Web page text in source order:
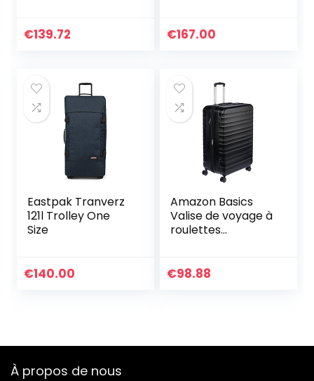
€139.72 €167.00
Eastpak Tranverz
121l Trolley One
Size
€140.00
Amazon Basics
Valise de voyage à
roulettes
€98.88
À propos de nous